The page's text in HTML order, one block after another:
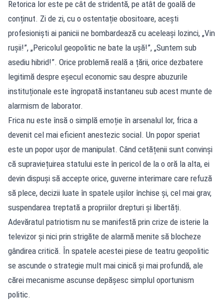
Retorica lor este pe cât de stridentă, pe atât de goală de
conținut. Zi de zi, cu o ostentație obositoare, acești
profesioniști ai panicii ne bombardează cu aceleași lozinci, „Vin
rușii!”, „Pericolul geopolitic ne bate la ușă!”, „Suntem sub
asediu hibrid!”. Orice problemă reală a țării, orice dezbatere
legitimă despre eșecul economic sau despre abuzurile
instituționale este îngropată instantaneu sub acest munte de
alarmism de laborator.
Frica nu este însă o simplă emoție în arsenalul lor, frica a
devenit cel mai eficient anestezic social. Un popor speriat
este un popor ușor de manipulat. Când cetățenii sunt convinși
că supraviețuirea statului este în pericol de la o oră la alta, ei
devin dispuși să accepte orice, guverne interimare care refuză
să plece, decizii luate în spatele ușilor închise și, cel mai grav,
suspendarea treptată a propriilor drepturi și libertăți.
Adevăratul patriotism nu se manifestă prin crize de isterie la
televizor și nici prin strigăte de alarmă menite să blocheze
gândirea critică. În spatele acestei piese de teatru geopolitic
se ascunde o strategie mult mai cinică și mai profundă, ale
cărei mecanisme ascunse depășesc simplul oportunism
politic.